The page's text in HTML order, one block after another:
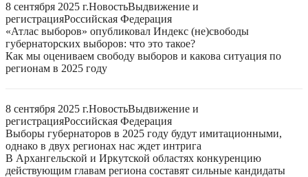
8 сентября 2025 г.НовостьВыдвижение и
регистрацияРоссийская Федерация
«Атлас выборов» опубликовал Индекс (не)свободы
губернаторских выборов: что это такое?
Как мы оцениваем свободу выборов и какова ситуация по
регионам в 2025 году
8 сентября 2025 г.НовостьВыдвижение и
регистрацияРоссийская Федерация
Выборы губернаторов в 2025 году будут имитационными,
однако в двух регионах нас ждет интрига
В Архангельской и Иркутской областях конкуренцию
действующим главам региона составят сильные кандидаты